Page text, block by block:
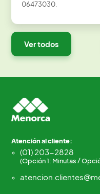
06473030.
Ver todos
Atención al cliente:
(01) 203-2828
(Opción 1: Minutas /